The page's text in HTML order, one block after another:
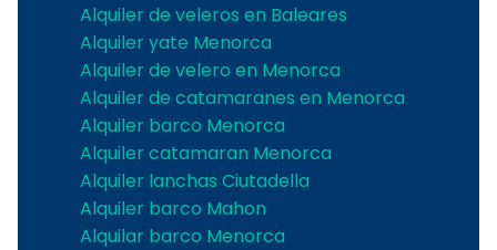
Alquiler de veleros en Baleares
Alquiler yate Menorca
Alquiler de velero en Menorca
Alquiler de catamaranes en Menorca
Alquiler barco Menorca
Alquiler catamaran Menorca
Alquiler lanchas Ciutadella
Alquiler barco Mahon
Alquilar barco Menorca